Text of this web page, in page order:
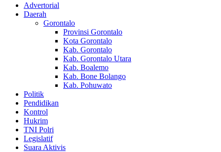
Advertorial
Daerah
Gorontalo
Provinsi Gorontalo
Kota Gorontalo
Kab. Gorontalo
Kab. Gorontalo Utara
Kab. Boalemo
Kab. Bone Bolango
Kab. Pohuwato
Politik
Pendidikan
Kontrol
Hukrim
TNI Polri
Legislatif
Suara Aktivis